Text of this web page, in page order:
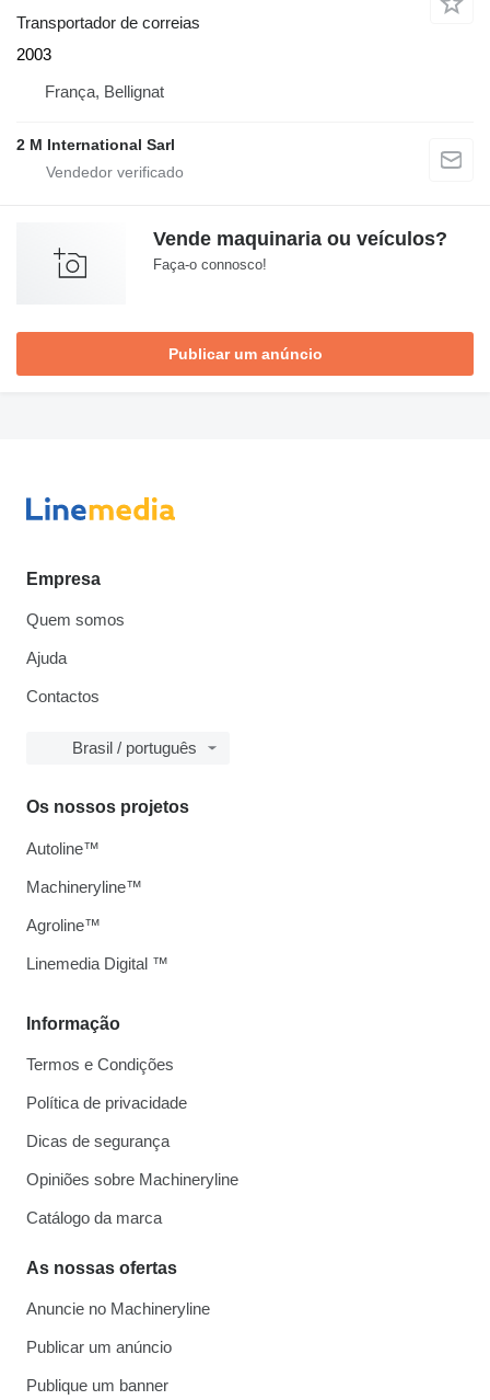
Transportador de correias
2003
França, Bellignat
2 M International Sarl
Vende maquinaria ou veículos?
Faça-o connosco!
Publicar um anúncio
Empresa
Quem somos
Ajuda
Contactos
Brasil / português
Informação
Termos e Condições
Política de privacidade
Dicas de segurança
Opiniões sobre Machineryline
Catálogo da marca
As nossas ofertas
Anuncie no Machineryline
Publicar um anúncio
Publique um banner
Os nossos projetos
Autoline™
Machineryline™
Agroline™
Linemedia Digital ™